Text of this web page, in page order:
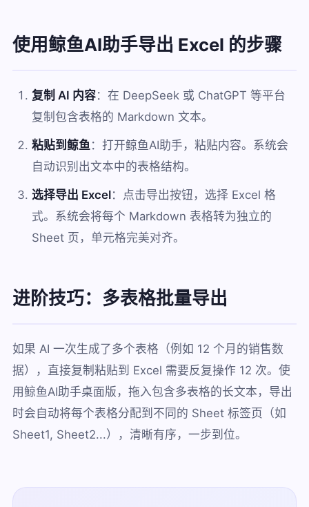
使用鲸鱼AI助手导出 Excel 的步骤
复制 AI 内容：在 DeepSeek 或 ChatGPT 等平台
复制包含表格的 Markdown 文本。
粘贴到鲸鱼：打开鲸鱼AI助手，粘贴内容。系统会
自动识别出文本中的表格结构。
选择导出 Excel：点击导出按钮，选择 Excel 格
式。系统会将每个 Markdown 表格转为独立的
Sheet 页，单元格完美对齐。
进阶技巧：多表格批量导出
如果 AI 一次生成了多个表格（例如 12 个月的销售数
据），直接复制粘贴到 Excel 需要反复操作 12 次。使
用鲸鱼AI助手桌面版，拖入包含多表格的长文本，导出
时会自动将每个表格分配到不同的 Sheet 标签页（如
Sheet1, Sheet2...），清晰有序，一步到位。